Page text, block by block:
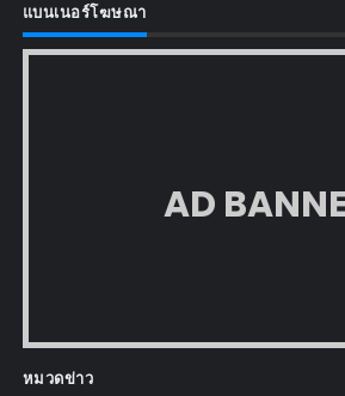
แบนเนอร์โฆษณา
AD
หมวดข่าว